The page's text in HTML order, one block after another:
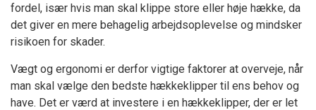
fordel, især hvis man skal klippe store eller høje hække, da
det giver en mere behagelig arbejdsoplevelse og mindsker
risikoen for skader.
Vægt og ergonomi er derfor vigtige faktorer at overveje, når
man skal vælge den bedste hækkeklipper til ens behov og
have. Det er værd at investere i en hækkeklipper, der er let